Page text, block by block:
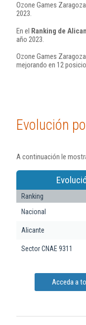
Ozone Games
2023.
En el Ranking de
año 2023.
Ozone Games
mejorando en 12
Evolución
A continuación le
Ranking
Nacional
Alicante
Sector CNAE 9311
Acceda a